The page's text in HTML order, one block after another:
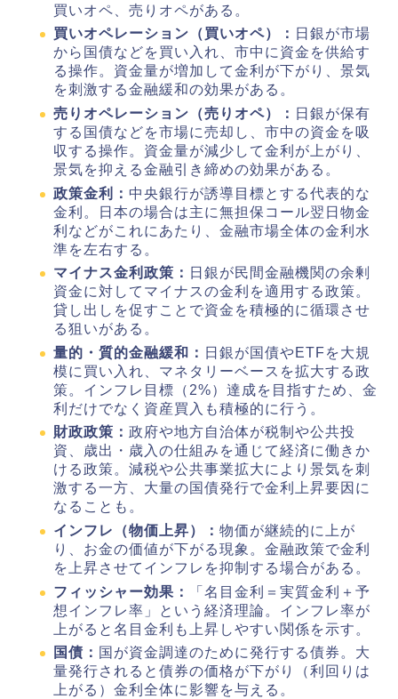
買いオペ、売りオペがある。
買いオペレーション（買いオペ）： 日銀が市場
から国債などを買い入れ、市中に資金を供給す
る操作。資金量が増加して金利が下がり、景気
を刺激する金融緩和の効果がある。
売りオペレーション（売りオペ）： 日銀が保有
する国債などを市場に売却し、市中の資金を吸
収する操作。資金量が減少して金利が上がり、
景気を抑える金融引き締めの効果がある。
政策金利： 中央銀行が誘導目標とする代表的な
金利。日本の場合は主に無担保コール翌日物金
利などがこれにあたり、金融市場全体の金利水
準を左右する。
マイナス金利政策： 日銀が民間金融機関の余剰
資金に対してマイナスの金利を適用する政策。
貸し出しを促すことで資金を積極的に循環させ
る狙いがある。
量的・質的金融緩和： 日銀が国債やETFを大規
模に買い入れ、マネタリーベースを拡大する政
策。インフレ目標（2%）達成を目指すため、金
利だけでなく資産買入も積極的に行う。
財政政策： 政府や地方自治体が税制や公共投
資、歳出・歳入の仕組みを通じて経済に働きか
ける政策。減税や公共事業拡大により景気を刺
激する一方、大量の国債発行で金利上昇要因に
なることも。
インフレ（物価上昇）： 物価が継続的に上が
り、お金の価値が下がる現象。金融政策で金利
を上昇させてインフレを抑制する場合がある。
フィッシャー効果：
「名目金利＝実質金利＋予
想インフレ率」という経済理論。インフレ率が
上がると名目金利も上昇しやすい関係を示す。
国債： 国が資金調達のために発行する債券。大
量発行されると債券の価格が下がり（利回りは
上がる）金利全体に影響を与える。